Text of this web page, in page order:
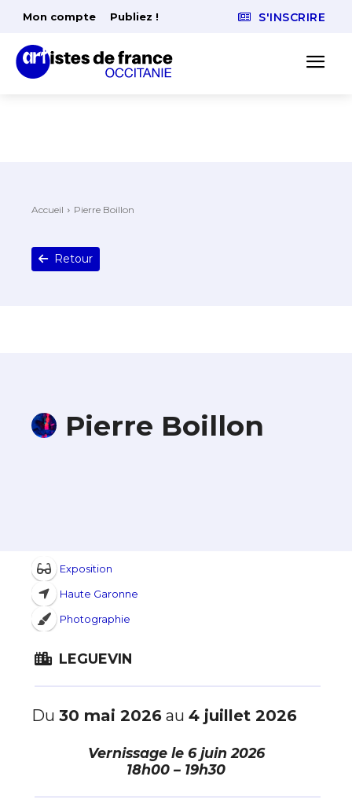
Mon compte Publiez ! S'INSCRIRE
Accueil Pierre Boillon
Retour
Pierre Boillon
Exposition
Haute Garonne
Photographie
LEGUEVIN
Du 30 mai 2026 au 4 juillet 2026
Vernissage le 6 juin 2026
18h00 – 19h30